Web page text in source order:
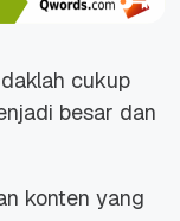
cukup
besar dan
konten yang